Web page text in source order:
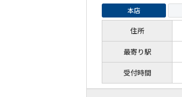
本店
住所
最寄り駅
受付時間